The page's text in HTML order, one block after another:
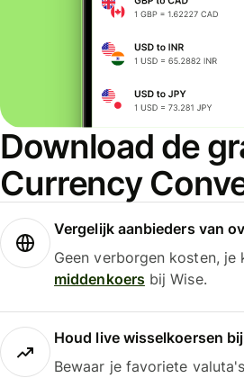
Download de
Currency
Vergelijk aanbieders van
Geen verborgen kosten,
middenkoersbij Wise.
Houd live wisselkoersen bij
Bewaar je favoriete